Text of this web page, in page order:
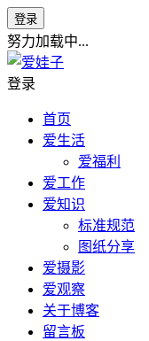
登录
努力加载中...
登录
首页
爱生活
爱福利
爱工作
爱知识
标准规范
图纸分享
爱摄影
爱观察
关于博客
留言板